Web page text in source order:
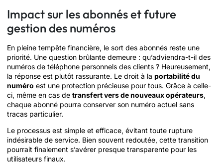
Impact sur les abonnés et future
gestion des numéros
En pleine tempête financière, le sort des abonnés reste une
priorité. Une question brûlante demeure : qu’adviendra-t-il des
numéros de téléphone personnels des clients ? Heureusement,
la réponse est plutôt rassurante. Le droit à la portabilité du
numéro est une protection précieuse pour tous. Grâce à celle-
ci, même en cas de transfert vers de nouveaux opérateurs,
chaque abonné pourra conserver son numéro actuel sans
tracas particulier.
Le processus est simple et efficace, évitant toute rupture
indésirable de service. Bien souvent redoutée, cette transition
pourrait finalement s’avérer presque transparente pour les
utilisateurs finaux.